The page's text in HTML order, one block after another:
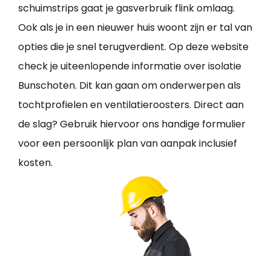
schuimstrips gaat je gasverbruik flink omlaag.
Ook als je in een nieuwer huis woont zijn er tal van
opties die je snel terugverdient. Op deze website
check je uiteenlopende informatie over isolatie
Bunschoten. Dit kan gaan om onderwerpen als
tochtprofielen en ventilatieroosters. Direct aan
de slag? Gebruik hiervoor ons handige formulier
voor een persoonlijk plan van aanpak inclusief
kosten.